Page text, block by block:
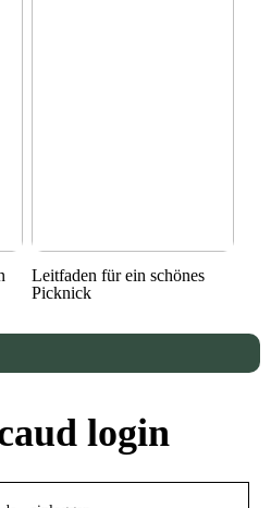
Leitfaden für ein schönes
Picknick
login